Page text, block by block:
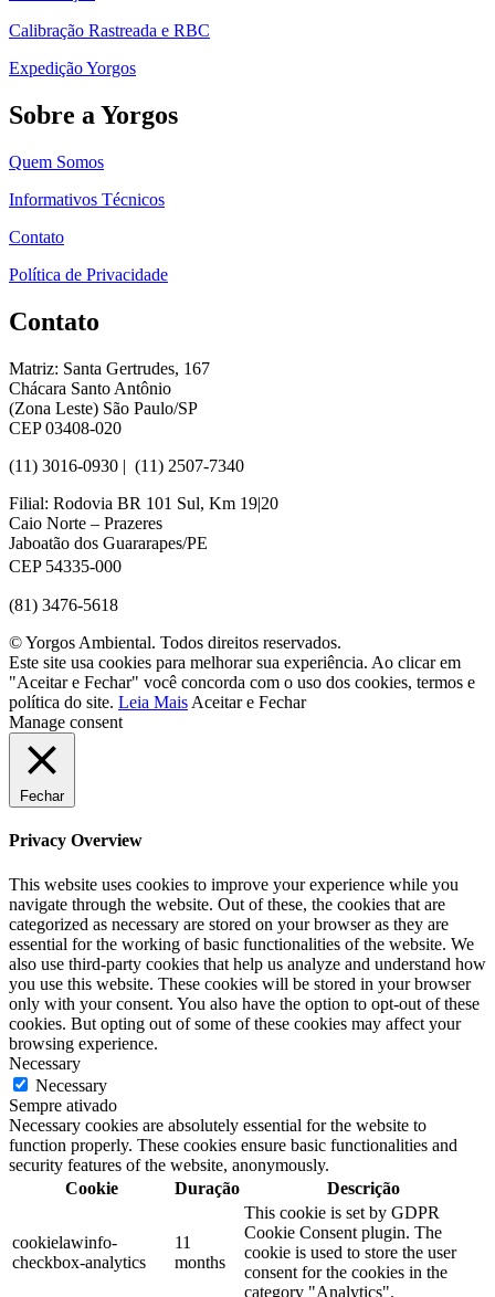
Calibração Rastreada e RBC
Expedição Yorgos
Sobre a Yorgos
Quem Somos
Informativos Técnicos
Contato
Política de Privacidade
Contato
Matriz: Santa Gertrudes, 167
Chácara Santo Antônio
(Zona Leste) São Paulo/SP
CEP 03408-020
(11) 3016-0930​ | (11) 2507-7340
Filial: Rodovia BR 101 Sul, Km 19|20
Caio Norte – Prazeres
Jaboatão dos Guararapes/PE
CEP 54335-000
(81) 3476-5618
© Yorgos Ambiental. Todos direitos reservados.
Este site usa cookies para melhorar sua experiência. Ao clicar em
"Aceitar e Fechar" você concorda com o uso dos cookies, termos e
política do site. Leia Mais Aceitar e Fechar
Manage consent
Fechar
Privacy Overview
This website uses cookies to improve your experience while you
navigate through the website. Out of these, the cookies that are
categorized as necessary are stored on your browser as they are
essential for the working of basic functionalities of the website. We
also use third-party cookies that help us analyze and understand how
you use this website. These cookies will be stored in your browser
only with your consent. You also have the option to opt-out of these
cookies. But opting out of some of these cookies may affect your
browsing experience.
Necessary
Necessary
Sempre ativado
Necessary cookies are absolutely essential for the website to
function properly. These cookies ensure basic functionalities and
security features of the website, anonymously.
Cookie
Duração Descrição
cookielawinfo-
checkbox-analytics
11
months
This cookie is set by GDPR
Cookie Consent plugin. The
cookie is used to store the user
consent for the cookies in the
category "Analytics".